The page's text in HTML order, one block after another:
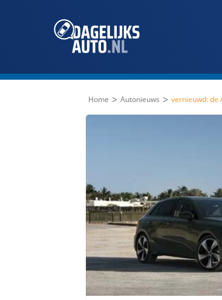
Home > Autonieuws > vernieuwd: de